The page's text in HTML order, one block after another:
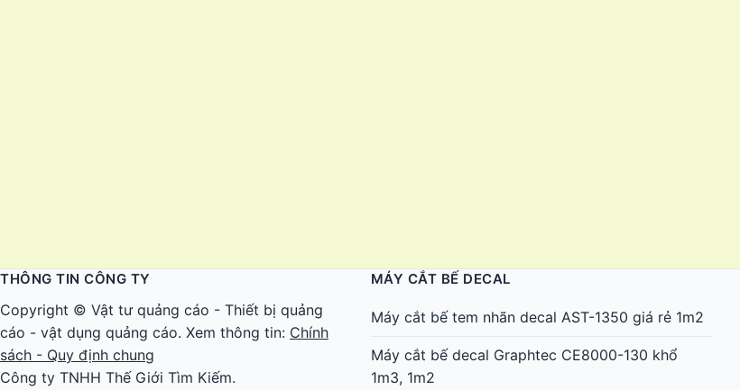
THÔNG TIN CÔNG TY
Copyright © Vật tư quảng cáo - Thiết bị quảng
cáo - vật dụng quảng cáo. Xem thông tin: Chính
sách - Quy định chung
Công ty TNHH Thế Giới Tìm Kiếm.
MÁY CẮT BẾ DECAL
Máy cắt bế tem nhãn decal AST-1350 giá rẻ 1m2
Máy cắt bế decal Graphtec CE8000-130 khổ
1m3, 1m2